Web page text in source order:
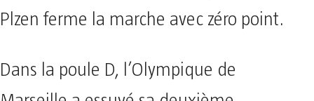
Plzen ferme la marche avec zéro point.
Dans la poule D, l’Olympique de